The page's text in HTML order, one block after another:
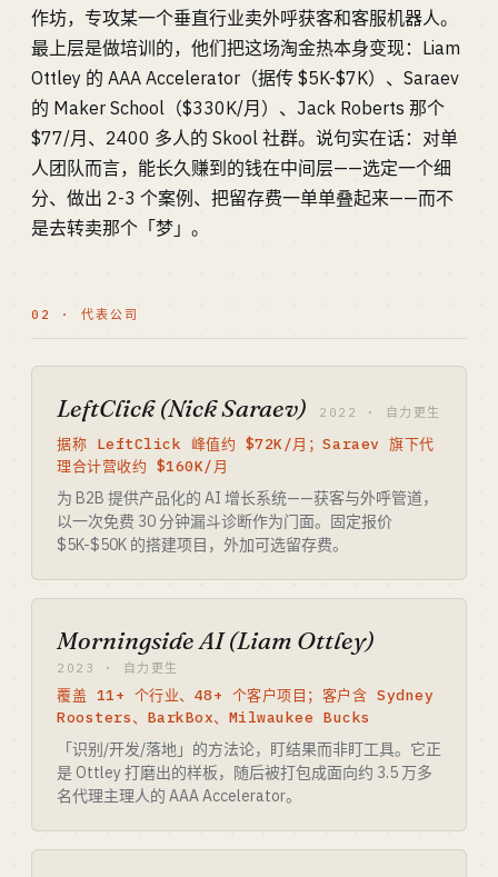
作坊，专攻某一个垂直行业卖外呼获客和客服机器人。
最上层是做培训的，他们把这场淘金热本身变现：Liam
Ottley 的 AAA Accelerator（据传 $5K-$7K）、Saraev
的 Maker School（$330K/月）、Jack Roberts 那个
$77/月、2400 多人的 Skool 社群。说句实在话：对单
人团队而言，能长久赚到的钱在中间层——选定一个细
分、做出 2-3 个案例、把留存费一单单叠起来——而不
是去转卖那个「梦」。
02 · 代表公司
LeftClick (Nick Saraev) 2022 · 自力更生
据称 LeftClick 峰值约 $72K/月；Saraev 旗下代
理合计营收约 $160K/月
为 B2B 提供产品化的 AI 增长系统——获客与外呼管道，
以一次免费 30 分钟漏斗诊断作为门面。固定报价
$5K-$50K 的搭建项目，外加可选留存费。
Morningside AI (Liam Ottley)
2023 · 自力更生
覆盖 11+ 个行业、48+ 个客户项目；客户含 Sydney
Roosters、BarkBox、Milwaukee Bucks
「识别/开发/落地」的方法论，盯结果而非盯工具。它正
是 Ottley 打磨出的样板，随后被打包成面向约 3.5 万多
名代理主理人的 AAA Accelerator。